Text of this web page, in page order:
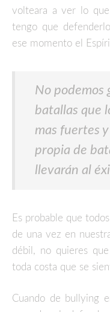
volteara a ver lo que
tengo que
ese momento el
No podemos
batallas que
mas fuertes
propia de
llevarán al
Es probable que
de una vez en
débil, no quieres
toda costa que se
Cuando de bullying